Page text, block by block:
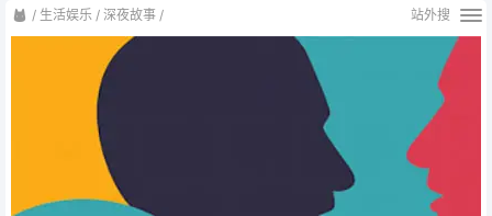
/ 生活娱乐 / 深夜故事 / 站外搜